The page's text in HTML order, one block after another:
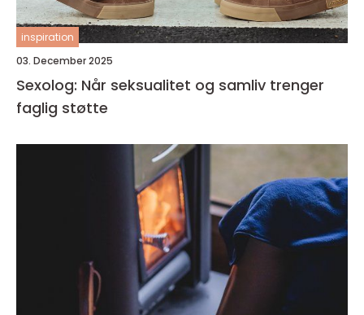
inspiration
03. December 2025
Sexolog: Når seksualitet og samliv trenger
faglig støtte